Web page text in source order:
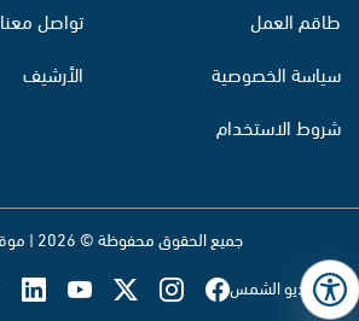
طاقم العمل
سياسة الخصوصية
شروط الاستخدام
تواصل معنا
الأرشيف
جميع الحقوق محفوظة © 2026 | موقع الشمس
تابع راديو الشمس